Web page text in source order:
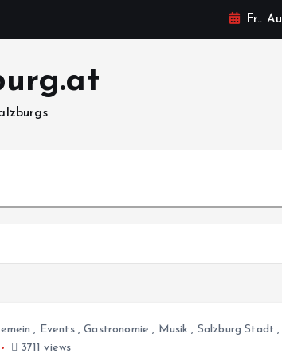
Fr..
, Events,Gastronomie , Musik , Salzburg Stadt ,
3711 views